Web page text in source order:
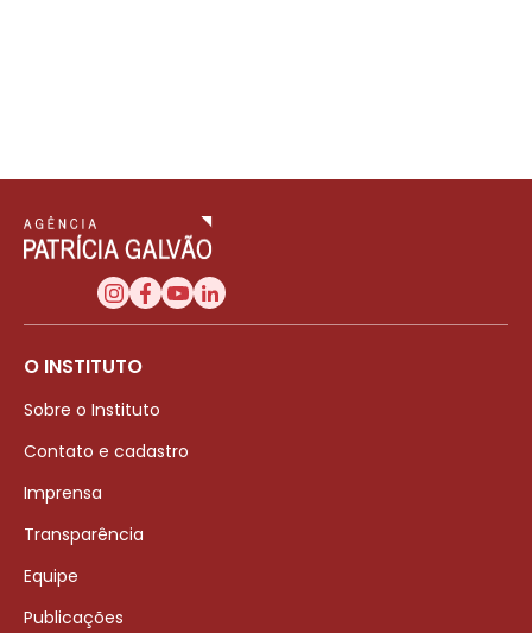
O INSTITUTO
Sobre o Instituto
Contato e cadastro
Imprensa
Transparência
Equipe
Publicações